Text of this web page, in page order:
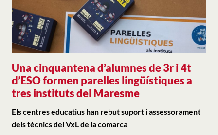
Una cinquantena d’alumnes de 3r i 4t
d’ESO formen parelles lingüístiques a
tres instituts del Maresme
Els centres educatius han rebut suport i assessorament
dels tècnics del VxL de la comarca